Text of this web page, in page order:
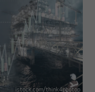
istock.com/think4photop